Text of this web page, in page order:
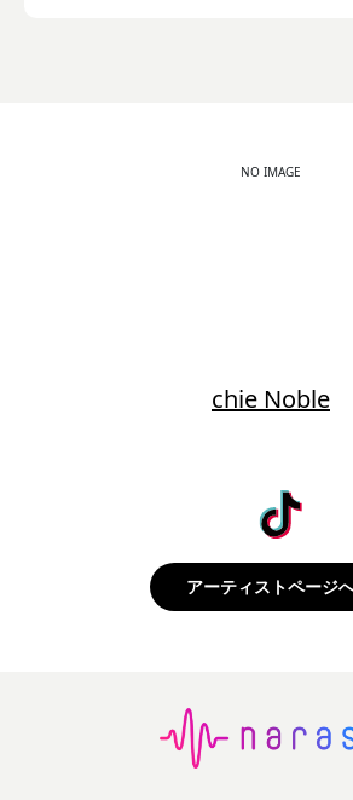
NO IMAGE
chie Noble
アーティストページ